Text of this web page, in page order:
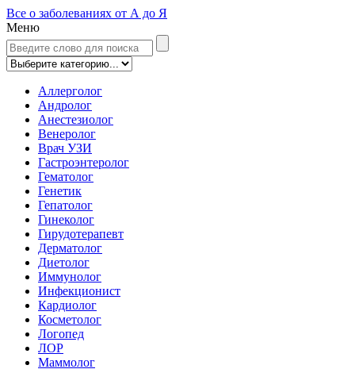
Все о заболеваниях от А до Я
Меню
Аллерголог
Андролог
Анестезиолог
Венеролог
Врач УЗИ
Гастроэнтеролог
Гематолог
Генетик
Гепатолог
Гинеколог
Гирудотерапевт
Дерматолог
Диетолог
Иммунолог
Инфекционист
Кардиолог
Косметолог
Логопед
ЛОР
Маммолог